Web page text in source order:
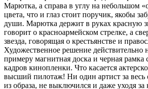
Марютка, а справа в углу на небольшом
цвета, что и глаз стоит поручик, якобы
души. Марютка держит в руках красную
говорит о красноармейском стрелке, а
звезда, говорящая о крестьянстве и
Художественное решение действительно
примеру магнитная доска и черная рамка
кадров кинопленки. Что касается
высший пилотаж! Ни один артист за весь
из образа, не выключился и даже уходя